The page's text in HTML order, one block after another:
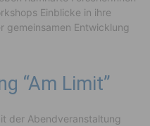
Einblicke in ihre
gemeinsamen Entwicklung
“Am Limit”
der Abendveranstaltung